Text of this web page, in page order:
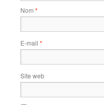
Nom *
E-mail *
Site web